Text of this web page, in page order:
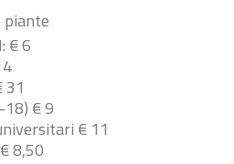
piante
€ 6
31
€ 9
€ 11
8,50